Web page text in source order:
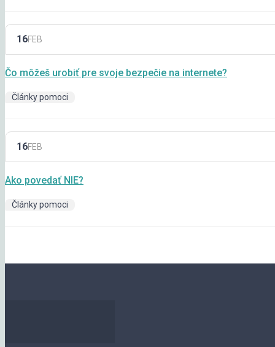
16FEB
Čo môžeš urobiť pre svoje bezpečie na internete?
Články pomoci
16FEB
Ako povedať NIE?
Články pomoci